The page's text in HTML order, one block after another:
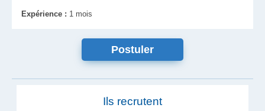
Expérience : 1 mois
Ils recrutent